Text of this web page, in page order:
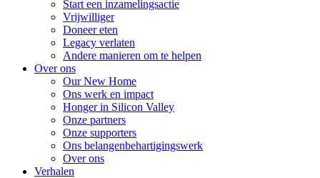
Start een inzamelingsactie
Vrijwilliger
Doneer eten
Legacy verlaten
Andere manieren om te helpen
Over ons
Our New Home
Ons werk en impact
Honger in Silicon Valley
Onze partners
Onze supporters
Ons belangenbehartigingswerk
Over ons
Verhalen